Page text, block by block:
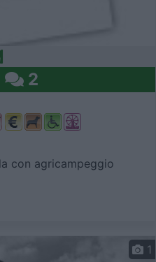
2
con agricampeggio
1